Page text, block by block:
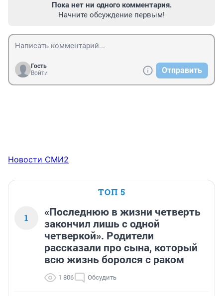
Пока нет ни одного комментария.
Начните обсуждение первым!
Гость
Войти
Отправить
Новости СМИ2
ТОП 5
1
«Последнюю в жизни четверть
закончил лишь с одной
четверкой». Родители
рассказали про сына, который
всю жизнь боролся с раком
1 806 Обсудить